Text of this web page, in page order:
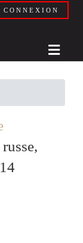
CONNEXION